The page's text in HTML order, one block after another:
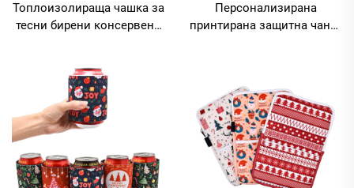
Топлоизолираща чашка за
тесни бирени консервени
за напитки,
топлоизолираща чашка за
консервени кутии
Персонализирана
принтирана защитна чанта
празни изделия за
сублимационно печатане,
неопренови чанти за
лаптоп за бележник